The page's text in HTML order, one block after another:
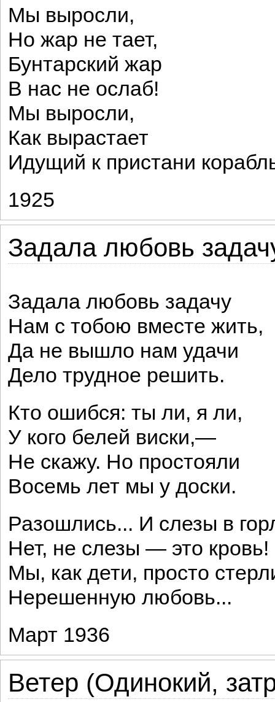
Мы выросли,
Но жар не тает,
Бунтарский жар
В нас не ослаб!
Мы выросли,
Как вырастает
Идущий к пристани
1925
Задала любовь
Задала любовь задачу
Нам с тобою вместе жить,
Да не вышло нам удачи
Дело трудное решить.
Кто ошибся: ты ли, я ли,
У кого белей виски,—
Не скажу. Но простояли
Восемь лет мы у доски.
Разошлись... И слезы в
Нет, не слезы — это кровь!
Мы, как дети, просто
Нерешенную любовь...
Март 1936
Ветер (Одинокий,